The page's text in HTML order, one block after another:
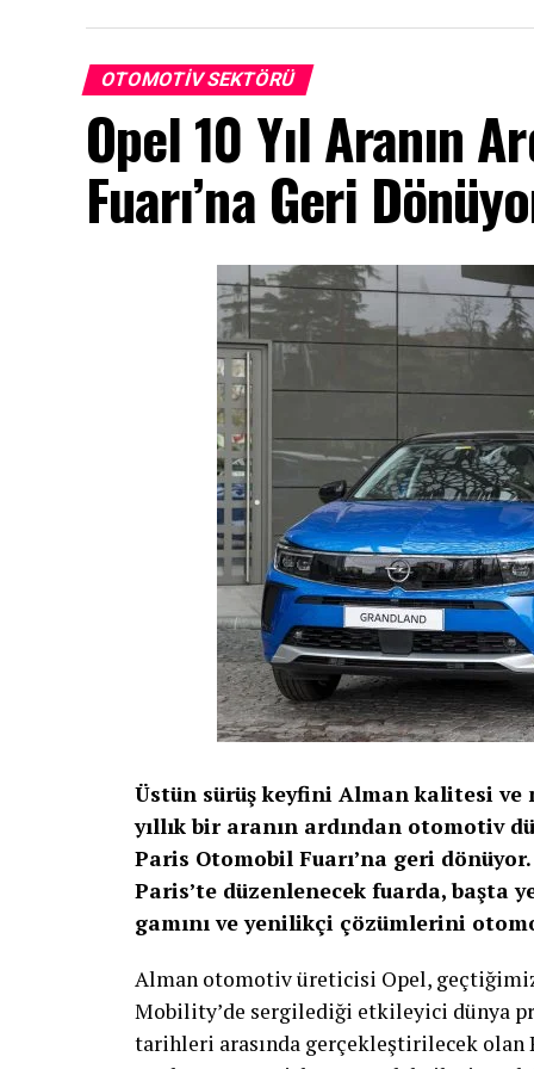
OTOMOTIV SEKTÖRÜ
Opel 10 Yıl Aranın
Fuarı’na Geri
Üstün sürüş keyfini Alman kalitesi
yıllık bir aranın ardından otomotiv
Paris Otomobil Fuarı’na geri
Paris’te düzenlenecek fuarda, başta
gamını ve yenilikçi çözümlerini
Alman otomotiv üreticisi Opel,
Mobility’de sergilediği etkileyici dünya
tarihleri arasında gerçekleştirilecek olan